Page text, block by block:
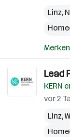
Linz,
Merken
Lead
KERN
vor 2
Linz,